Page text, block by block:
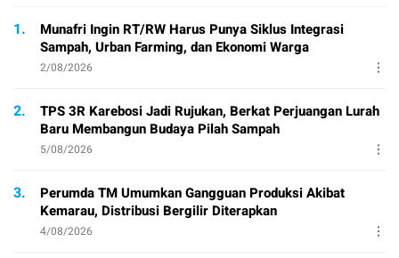
1.
Munafri Ingin RT/RW Harus Punya Siklus Integrasi
Sampah, Urban Farming, dan Ekonomi Warga
2/08/2026
2.
TPS 3R Karebosi Jadi Rujukan, Berkat Perjuangan Lurah
Baru Membangun Budaya Pilah Sampah
5/08/2026
3.
Perumda TM Umumkan Gangguan Produksi Akibat
Kemarau, Distribusi Bergilir Diterapkan
4/08/2026